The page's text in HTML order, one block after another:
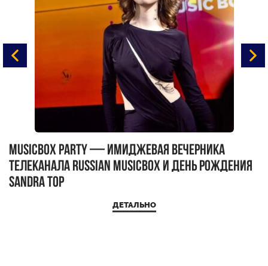
MUSICBOX PARTY — имиджевая вечерника
телеканала RUSSIAN MUSICBOX и день рождения
Sandra Top
ДЕТАЛЬНО